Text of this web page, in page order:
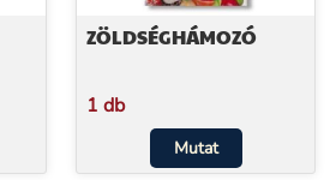
ZÖLDSÉGHÁMOZÓ
1 db
Mutat